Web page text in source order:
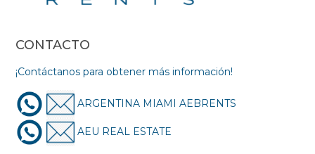
CONTACTO
¡Contáctanos para obtener más información!
ARGENTINA MIAMI AEBRENTS
AEU REAL ESTATE